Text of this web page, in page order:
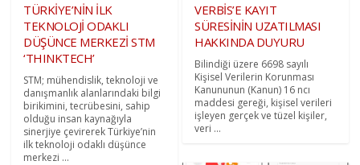
TÜRKİYE’NİN İLK
TEKNOLOJİ ODAKLI
DÜŞÜNCE MERKEZİ STM
‘THINKTECH’
STM; mühendislik, teknoloji ve
danışmanlık alanlarındaki bilgi
birikimini, tecrübesini, sahip
olduğu insan kaynağıyla
sinerjiye çevirerek Türkiye’nin
ilk teknoloji odaklı düşünce
merkezi ...
VERBİS’E KAYIT
SÜRESİNİN UZATILMASI
HAKKINDA DUYURU
Bilindiği üzere 6698 sayılı
Kişisel Verilerin Korunması
Kanununun (Kanun) 16 ncı
maddesi gereği, kişisel verileri
işleyen gerçek ve tüzel kişiler,
veri ...